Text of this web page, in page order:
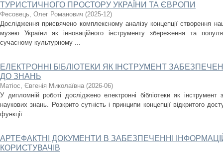
ТУРИСТИЧНОГО ПРОСТОРУ УКРАЇНИ ТА ЄВРОПИ
Фесовець, Олег Романович (2025-12)
Дослідження присвячено комплексному аналізу концепції створення
музею України як інноваційного інструменту збереження та
сучасному культурному ...
ЕЛЕКТРОННІ БІБЛІОТЕКИ ЯК ІНСТРУМЕНТ
ДО ЗНАНЬ
Матіос, Євгенія Миколаївна (2026-06)
У дипломній роботі досліджено електронні бібліотеки як інструмент
наукових знань. Розкрито сутність і принципи концепції відкритого
функції ...
АРТЕФАКТНІ ДОКУМЕНТИ В ЗАБЕЗПЕЧЕННІ
КОРИСТУВАЧІВ